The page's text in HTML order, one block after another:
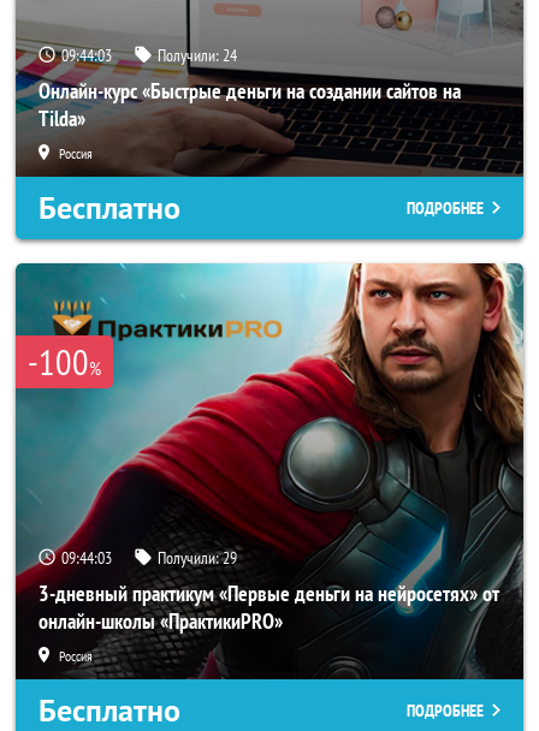
09:44:00 Получили:24
Онлайн-курс «Быстрые деньги на создании сайтов на
Tilda»
Россия
Бесплатно ПОДРОБНЕЕ
-100%
09:44:00 Получили:29
3-дневный практикум «Первые деньги на нейросетях» от
онлайн-школы «ПрактикиPRO»
Россия
Бесплатно ПОДРОБНЕЕ